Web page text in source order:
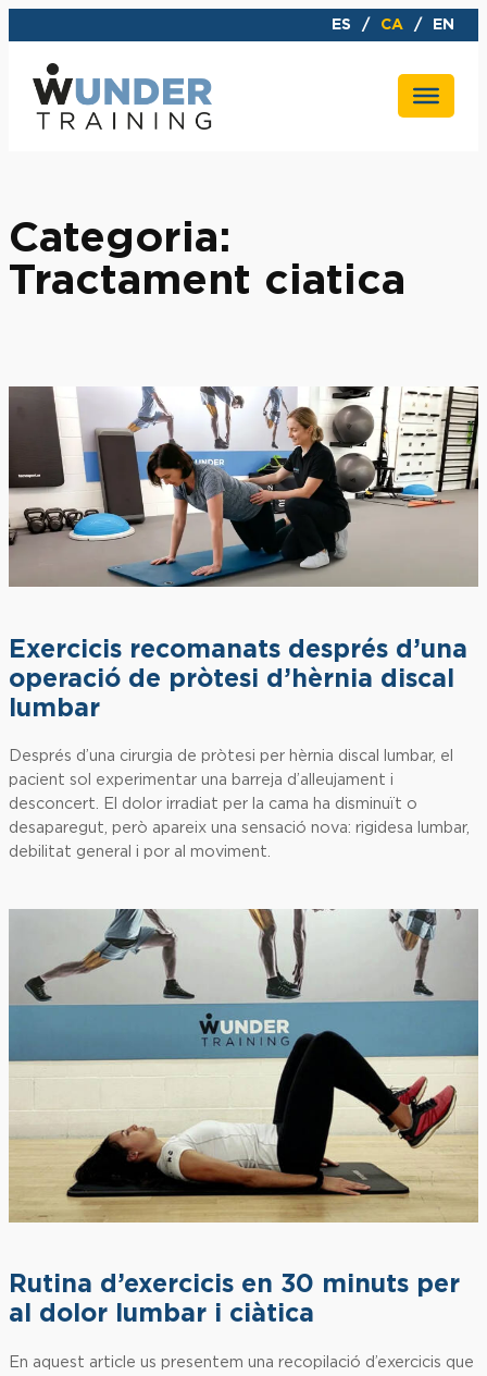
al
contingut
ES CA EN
Categoria:
Tractament ciatica
Exercicis recomanats després d’una
operació de pròtesi d’hèrnia discal
lumbar
Després d’una cirurgia de pròtesi per hèrnia discal lumbar, el
pacient sol experimentar una barreja d’alleujament i
desconcert. El dolor irradiat per la cama ha disminuït o
desaparegut, però apareix una sensació nova: rigidesa lumbar,
debilitat general i por al moviment.
Rutina d’exercicis en 30 minuts per
al dolor lumbar i ciàtica
En aquest article us presentem una recopilació d’exercicis que